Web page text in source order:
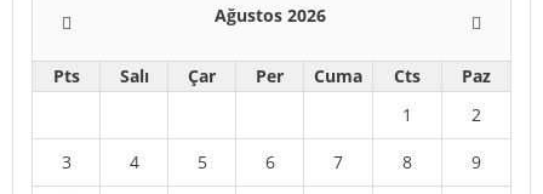
Ağustos 2026
Pts Salı Çar Per Cuma Cts
Paz
1
2
3 4 5 6 7 8 9